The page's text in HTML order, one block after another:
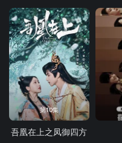
第10集
吾凰在上之凤御四方